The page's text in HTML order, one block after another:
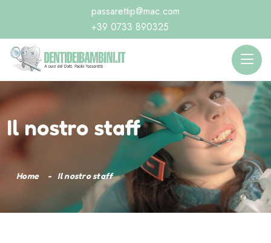
passarettip@mac.com
+39 0733 890325
Il nostro staff
Home Il nostro staff